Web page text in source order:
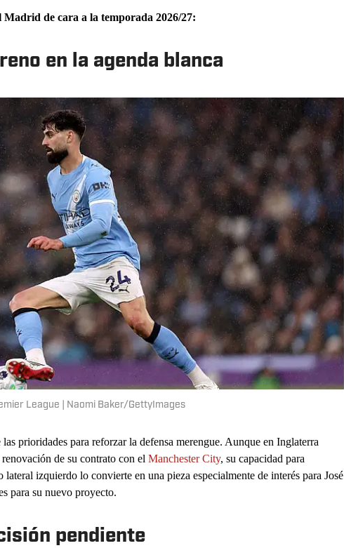
Madrid de cara a la temporada 2026/27:
en la agenda blanca
League | Naomi Baker/GettyImages
prioridades para reforzar la defensa merengue. Aunque en Inglaterra
de su contrato con el Manchester City, su capacidad para
lateral izquierdo lo convierte en una pieza especialmente de interés para José
para su nuevo proyecto.
pendiente